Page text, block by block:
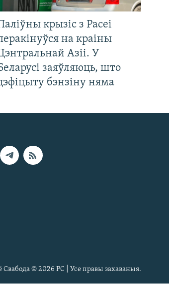
крызіс з Расеі
на краіны
Азіі. У
заяўляюць, што
бэнзіну няма
Свабода © 2026 РС | Усе правы захаваныя.